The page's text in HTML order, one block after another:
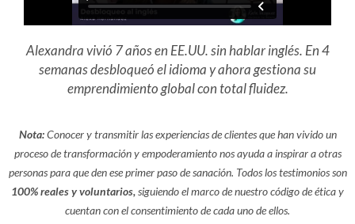
Alexandra vivió 7 años en EE.UU. sin hablar inglés. En 4
semanas desbloqueó el idioma y ahora gestiona su
emprendimiento global con total fluidez.
Nota:Conocer y transmitir las experiencias de clientes que han vivido un
proceso de transformación y empoderamiento nos ayuda a inspirar a otras
personas para que den ese primer paso de sanación. Todos los testimonios son
100% reales y voluntarios,siguiendo el marco de nuestro código de ética y
cuentan con el consentimiento de cada uno de ellos.